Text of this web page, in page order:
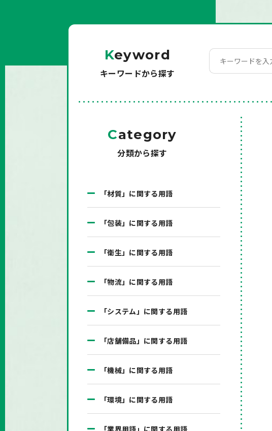
Keyword
キーワードから探す
Category
分類から探す
「材質」に関する用語
「包装」に関する用語
「衛生」に関する用語
「物流」に関する用語
「システム」に関する用語
「店舗備品」に関する用語
「機械」に関する用語
「環境」に関する用語
「業界用語」に関する用語